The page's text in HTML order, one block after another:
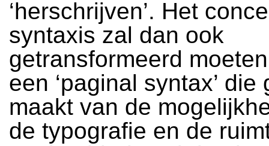
‘herschrijven’. Het
syntaxis zal dan ook
getransformeerd
een ‘paginal syntax’ die
maakt van de
de typografie en de